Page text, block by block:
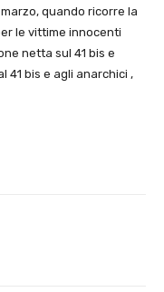
quando ricorre la
le vittime innocenti
netta sul 41 bis e
41 bis e agli anarchici ,